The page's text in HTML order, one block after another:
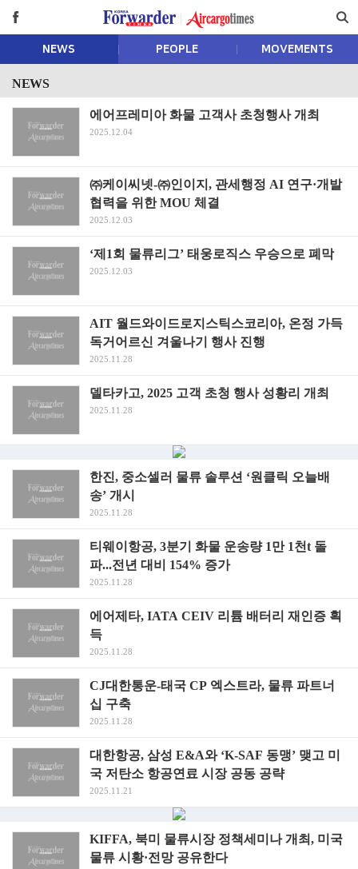
NEWS PEOPLE MOVEMENTS
NEWS
에어프레미아 화물 고객사 초청행사 개최
2025.12.04
㈜케이씨넷-㈜인이지, 관세행정 AI 연구·개발
협력을 위한 MOU 체결
2025.12.03
‘제1회 물류리그’ 태웅로직스 우승으로 폐막
2025.12.03
AIT 월드와이드로지스틱스코리아, 온정 가득
독거어르신 겨울나기 행사 진행
2025.11.28
델타카고, 2025 고객 초청 행사 성황리 개최
2025.11.28
한진, 중소셀러 물류 솔루션 ‘원클릭 오늘배
송’ 개시
2025.11.28
티웨이항공, 3분기 화물 운송량 1만 1천t 돌
파...전년 대비 154% 증가
2025.11.28
에어제타, IATA CEIV 리튬 배터리 재인증 획
득
2025.11.28
CJ대한통운-태국 CP 엑스트라, 물류 파트너
십 구축
2025.11.28
대한항공, 삼성 E&A와 ‘K-SAF 동맹’ 맺고 미
국 저탄소 항공연료 시장 공동 공략
2025.11.21
KIFFA, 북미 물류시장 정책세미나 개최, 미국
물류 시황·전망 공유한다